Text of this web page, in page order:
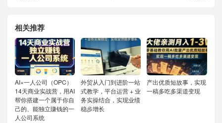
相关推荐
AI×一人公司（OPC）
14天商业实战营，用AI
帮你搭建一个属于你自
己的、能独立賺钱的一
人公司系统
外贸从入门到进阶一站
式教学，平台运营 + 业
务实操结合，实现业绩
稳步增长
产出优质短故事，实现
一稿多吃多渠道变现